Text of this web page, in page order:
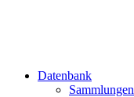
Datenbank
Sammlungen